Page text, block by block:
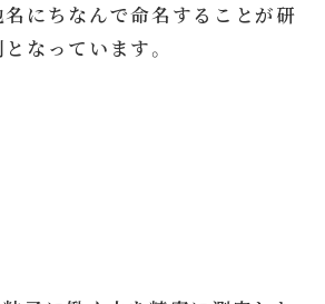
にちなんで命名することが研
なっています。